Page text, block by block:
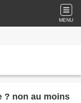
MENU
? non au moins